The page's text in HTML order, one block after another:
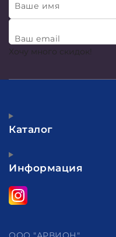
Ваше имя
Ваш email
Хочу много скидок!
Каталог
Информация